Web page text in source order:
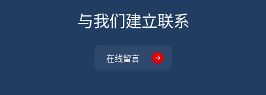
与我们建立联系
在线留言